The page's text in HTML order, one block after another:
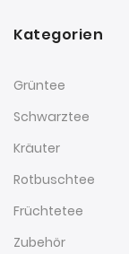
Kategorien
Grüntee
Schwarztee
Kräuter
Rotbuschtee
Früchtetee
Zubehör